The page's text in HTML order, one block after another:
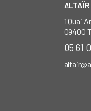
ALTAÏR
1 Quai
09400
05 61